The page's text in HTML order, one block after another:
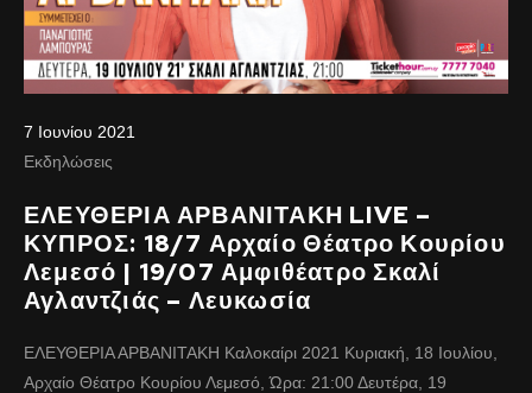
7 Ιουνίου 2021
Εκδηλώσεις
ΕΛΕΥΘΕΡΙΑ ΑΡΒΑΝΙΤΑΚΗ LIVE –
ΚΥΠΡΟΣ: 18/7 Αρχαίο Θέατρο Κουρίου
Λεμεσό | 19/07 Αμφιθέατρο Σκαλί
Αγλαντζιάς – Λευκωσία
ΕΛΕΥΘΕΡΙΑ ΑΡΒΑΝΙΤΑΚΗ Καλοκαίρι 2021 Κυριακή, 18 Ιουλίου,
Αρχαίο Θέατρο Κουρίου Λεμεσό, Ώρα: 21:00 Δευτέρα, 19